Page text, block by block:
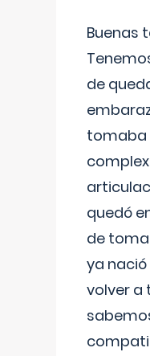
Buenas
de
tomaba
quedó
de
ya
volver a